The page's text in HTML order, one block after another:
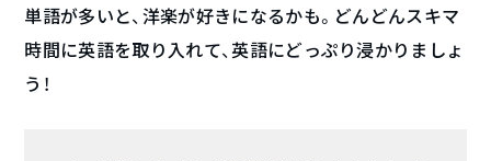
単語が多いと、洋楽が好きになるかも。どんどんスキマ
時間に英語を取り入れて、英語にどっぷり浸かりましょ
う！